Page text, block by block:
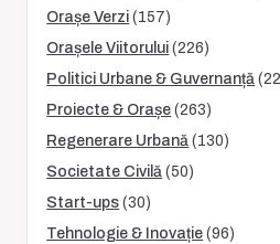
Orașe Verzi (157)
Orașele Viitorului (226)
Politici Urbane & Guvernanță
Proiecte & Orașe (263)
Regenerare Urbană (130)
Societate Civilă (50)
Start-ups (30)
Tehnologie & Inovație (96)